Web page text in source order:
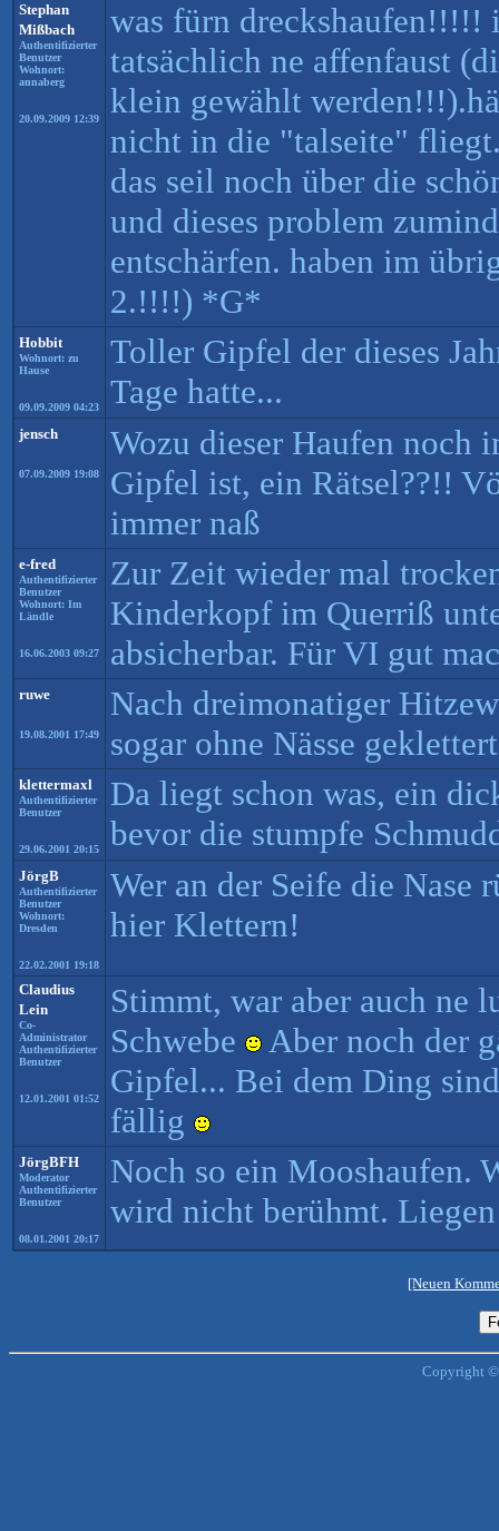
Stephan
Mißbach
Authentifizierter
Benutzer
Wohnort:
annaberg
20.09.2009 12:39
was fürn dreckshaufen!!!!!
tatsächlich ne affenfaust
klein gewählt
nicht in die "talseite"
das seil noch über die
und dieses problem
entschärfen. haben im
2.!!!!) *G*
Hobbit
Wohnort: zu
Hause
09.09.2009 04:23
Toller Gipfel der dieses
Tage hatte...
jensch
07.09.2009 19:08
Wozu dieser Haufen noch
Gipfel ist, ein Rätsel??!!
immer naß
e-fred
Authentifizierter
Benutzer
Wohnort: Im
Ländle
16.06.2003 09:27
Zur Zeit wieder mal
Kinderkopf im Querriß
absicherbar. Für VI gut
ruwe
19.08.2001 17:49
Nach dreimonatiger
sogar ohne Nässe
klettermaxl
Authentifizierter
Benutzer
29.06.2001 20:15
Da liegt schon was, ein
bevor die stumpfe
JörgB
Authentifizierter
Benutzer
Wohnort:
Dresden
22.02.2001 19:18
Wer an der Seife die Nase
hier Klettern!
Claudius
Lein
Co-
Administrator
Authentifizierter
Benutzer
12.01.2001 01:52
Stimmt, war aber auch ne
Schwebe
Aber noch der
Gipfel... Bei dem Ding
fällig
JörgBFH
Moderator
Authentifizierter
Benutzer
08.01.2001 20:17
Noch so ein Mooshaufen.
wird nicht berühmt.
[Neuen
Copyright ©